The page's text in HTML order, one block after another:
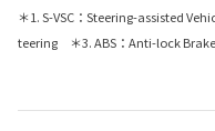
＊1. S-VSC：Steering-assisted
teering ＊3. ABS：Anti-lock